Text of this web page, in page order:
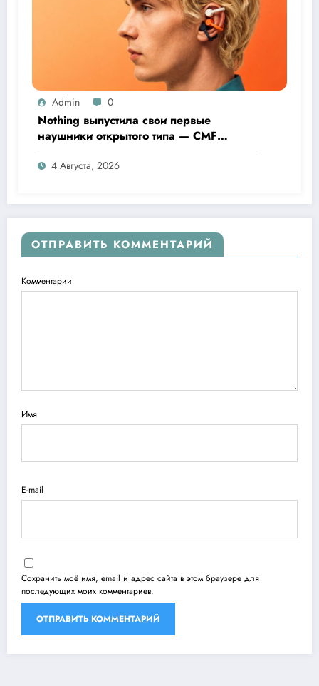
Admin 0
Nothing выпустила свои первые
наушники открытого типа — CMF
Clip Pro
4 Августа, 2026
ОТПРАВИТЬ КОММЕНТАРИЙ
Комментарии
Имя
E-mail
Сохранить моё имя, email и адрес сайта в этом браузере для
последующих моих комментариев.